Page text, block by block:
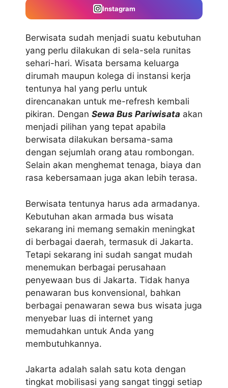
Instagram
Berwisata sudah menjadi suatu kebutuhan
yang perlu dilakukan di sela-sela runitas
sehari-hari. Wisata bersama keluarga
dirumah maupun kolega di instansi kerja
tentunya hal yang perlu untuk
direncanakan untuk me-refresh kembali
pikiran. Dengan Sewa Bus Pariwisata akan
menjadi pilihan yang tepat apabila
berwisata dilakukan bersama-sama
dengan sejumlah orang atau rombongan.
Selain akan menghemat tenaga, biaya dan
rasa kebersamaan juga akan lebih terasa.
Berwisata tentunya harus ada armadanya.
Kebutuhan akan armada bus wisata
sekarang ini memang semakin meningkat
di berbagai daerah, termasuk di Jakarta.
Tetapi sekarang ini sudah sangat mudah
menemukan berbagai perusahaan
penyewaan bus di Jakarta. Tidak hanya
penawaran bus konvensional, bahkan
berbagai penawaran sewa bus wisata juga
menyebar luas di internet yang
memudahkan untuk Anda yang
membutuhkannya.
Jakarta adalah salah satu kota dengan
tingkat mobilisasi yang sangat tinggi setiap